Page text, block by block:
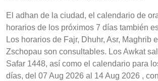
El adhan de la ciudad, el calendario de
horarios de los próximos 7 días también
Los horarios de Fajr, Dhuhr, Asr, Maghrib
Zschopau son consultables. Los Awkat
Safar 1448, así como el calendario para
días, del 07 Aug 2026 al 14 Aug 2026 ,